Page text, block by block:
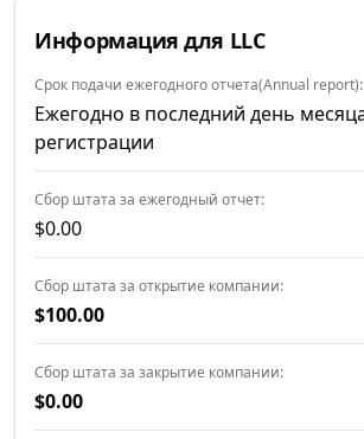
Информация для LLC
Срок подачи ежегодного отчета(Annual report):
Ежегодно в последний день
регистрации
Сбор штата за ежегодный отчет:
$0.00
Сбор штата за открытие компании:
$100.00
Сбор штата за закрытие компании:
$0.00